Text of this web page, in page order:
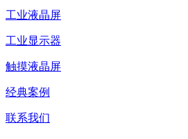
工业液晶屏
工业显示器
触摸液晶屏
经典案例
联系我们